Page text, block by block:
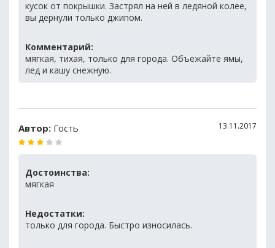
кусок от покрышки. Застрял на ней в ледяной колее,
вы дернули только джипом.
Комментарий:
мягкая, тихая, только для города. Объежайте ямы,
лед и кашу снежную.
Автор: Гость 13.11.2017
Достоинства:
мягкая
Недостатки:
только для города. Быстро износилась.